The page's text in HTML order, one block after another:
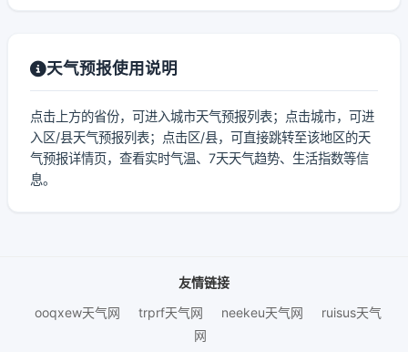
天气预报使用说明
点击上方的省份，可进入城市天气预报列表；点击城市，可进
入区/县天气预报列表；点击区/县，可直接跳转至该地区的天
气预报详情页，查看实时气温、7天天气趋势、生活指数等信
息。
友情链接
ooqxew天气网
trprf天气网 neekeu天气网
ruisus天气
网